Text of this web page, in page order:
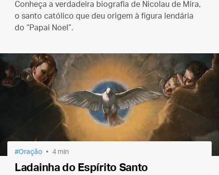
Conheça a verdadeira biografia de Nicolau de Mira,
o santo católico que deu origem à figura lendária
do “Papai Noel”.
Oração 4 min
Ladainha do Espírito Santo